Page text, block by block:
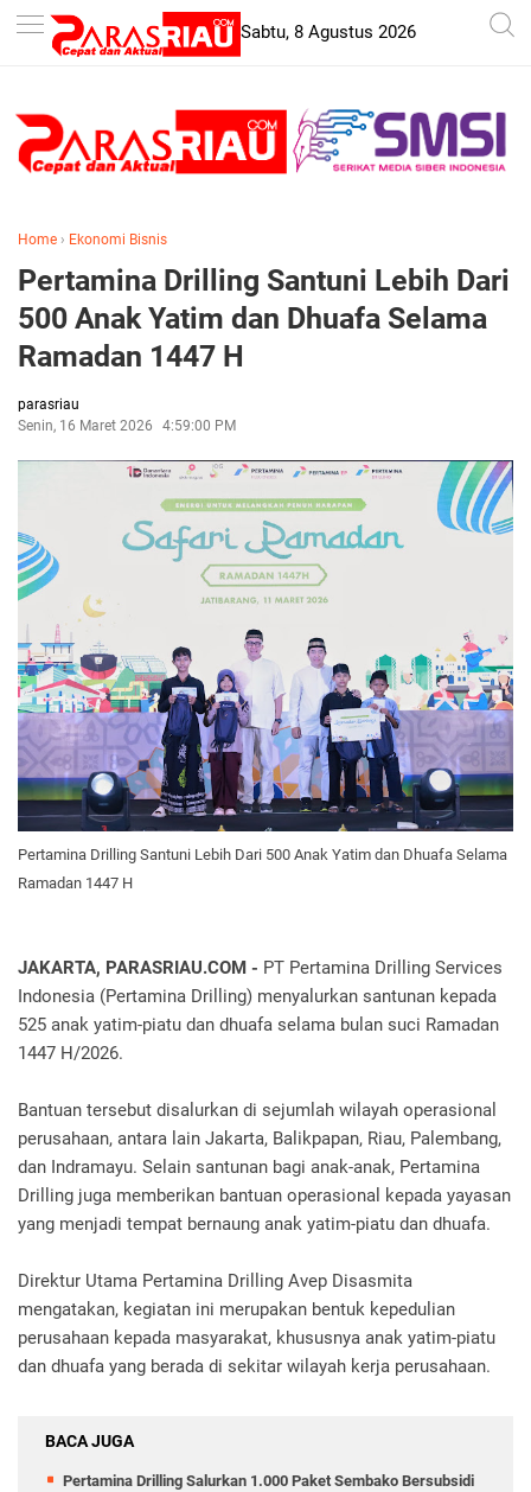
-->
Sabtu, 8 Agustus 2026
Home › Ekonomi Bisnis
Pertamina Drilling Santuni Lebih Dari
500 Anak Yatim dan Dhuafa Selama
Ramadan 1447 H
parasriau
Senin, 16 Maret 2026
4:59:00 PM
Pertamina Drilling Santuni Lebih Dari 500 Anak Yatim dan Dhuafa Selama
Ramadan 1447 H
JAKARTA, PARASRIAU.COM - PT Pertamina Drilling Services
Indonesia (Pertamina Drilling) menyalurkan santunan kepada
525 anak yatim-piatu dan dhuafa selama bulan suci Ramadan
1447 H/2026.
Bantuan tersebut disalurkan di sejumlah wilayah operasional
perusahaan, antara lain Jakarta, Balikpapan, Riau, Palembang,
dan Indramayu. Selain santunan bagi anak-anak, Pertamina
Drilling juga memberikan bantuan operasional kepada yayasan
yang menjadi tempat bernaung anak yatim-piatu dan dhuafa.
Direktur Utama Pertamina Drilling Avep Disasmita
mengatakan, kegiatan ini merupakan bentuk kepedulian
perusahaan kepada masyarakat, khususnya anak yatim-piatu
dan dhuafa yang berada di sekitar wilayah kerja perusahaan.
BACA JUGA
Pertamina Drilling Salurkan 1.000 Paket Sembako Bersubsidi